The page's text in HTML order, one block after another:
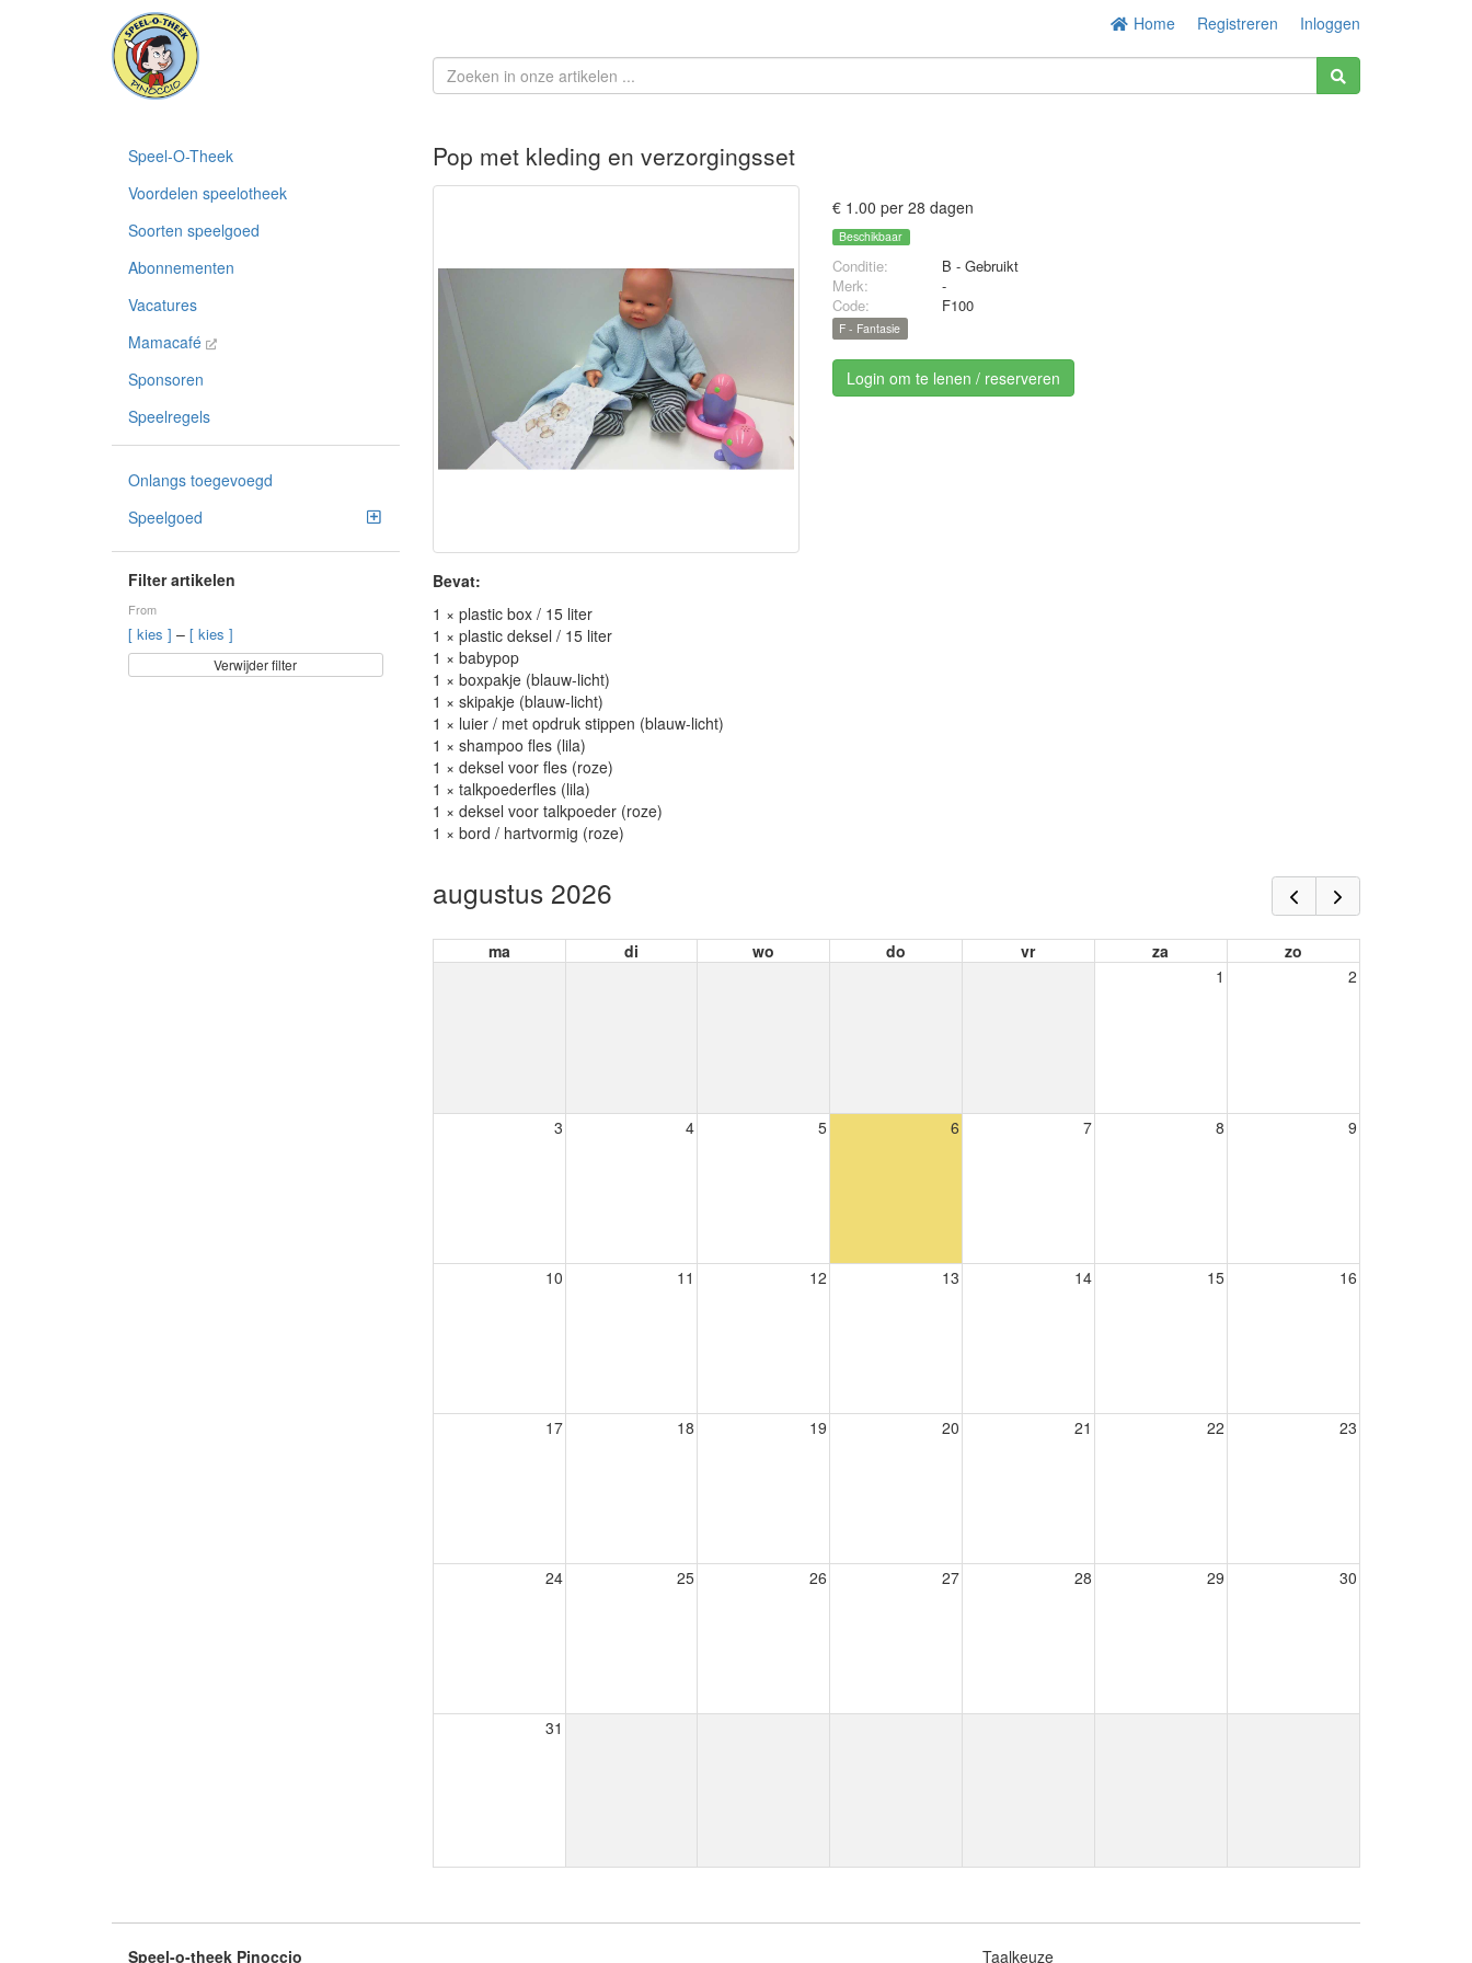
Home Registreren Inloggen
Speel-O-Theek
Voordelen speelotheek
Soorten speelgoed
Abonnementen
Vacatures
Mamacafé
Sponsoren
Speelregels
Onlangs toegevoegd
Speelgoed
Filter artikelen
From
[ kies ] – [ kies ]
Verwijder filter
Pop met kleding en verzorgingsset
Bevat:
1 × plastic box / 15 liter
1 × plastic deksel / 15 liter
1 × babypop
1 × boxpakje (blauw-licht)
1 × skipakje (blauw-licht)
1 × luier / met opdruk stippen (blauw-licht)
1 × shampoo fles (lila)
1 × deksel voor fles (roze)
1 × talkpoederfles (lila)
1 × deksel voor talkpoeder (roze)
1 × bord / hartvormig (roze)
€ 1.00 per 28 dagen
Beschikbaar
Conditie:
B - Gebruikt
Merk:
-
Code:
F100
F - Fantasie
Login om te lenen / reserveren
augustus 2026
ma di wo do vr za
zo
1
2
3 4 5 6 7 8 9
10 11 12 13 14 15 16
17 18 19 20 21 22 23
24 25 26 27 28 29 30
31
Speel-o-theek Pinoccio Taalkeuze